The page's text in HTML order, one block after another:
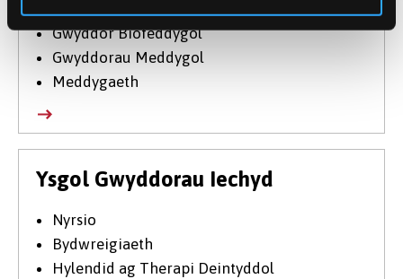
Fferylliaeth
Gwyddor Biofeddygol
Gwyddorau Meddygol
Meddygaeth
Ysgol Gwyddorau Iechyd
Nyrsio
Bydwreigiaeth
Hylendid ag Therapi Deintyddol